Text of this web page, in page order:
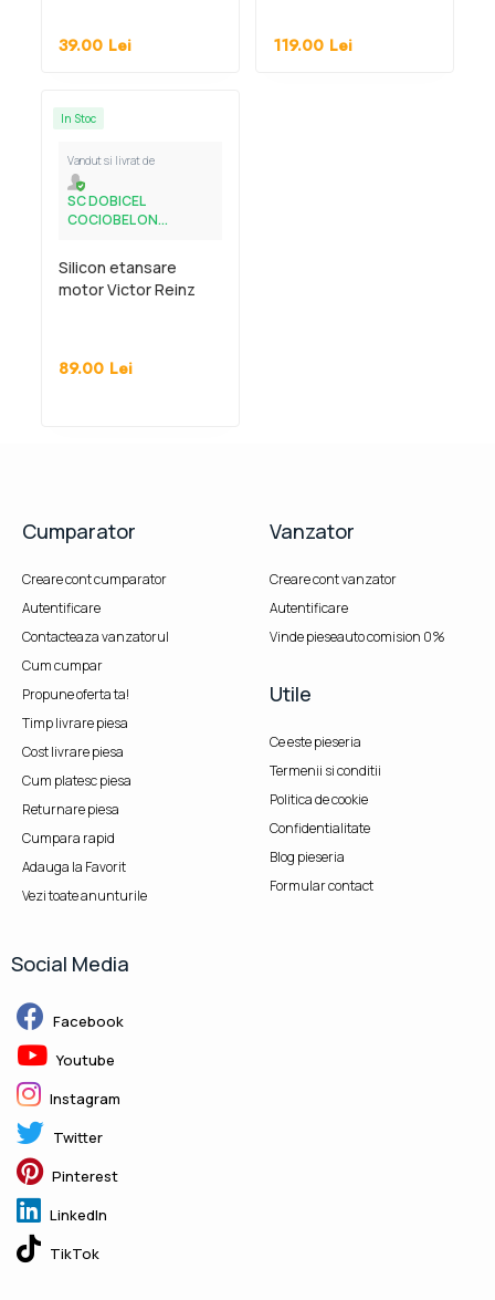
39.00 Lei 119.00 Lei
In Stoc
Vandut si livrat de
SC DOBICEL
COCIOBEL ON...
Silicon etansare
motor Victor Reinz
89.00 Lei
Cumparator
Creare cont cumparator
Autentificare
Contacteaza vanzatorul
Cum cumpar
Propune oferta ta!
Timp livrare piesa
Cost livrare piesa
Cum platesc piesa
Returnare piesa
Cumpara rapid
Adauga la Favorit
Vezi toate anunturile
Vanzator
Creare cont vanzator
Autentificare
Vinde pieseauto comision 0%
Utile
Ce este pieseria
Termenii si conditii
Politica de cookie
Confidentialitate
Blog pieseria
Formular contact
Social Media
Facebook
Youtube
Instagram
Twitter
Pinterest
LinkedIn
TikTok